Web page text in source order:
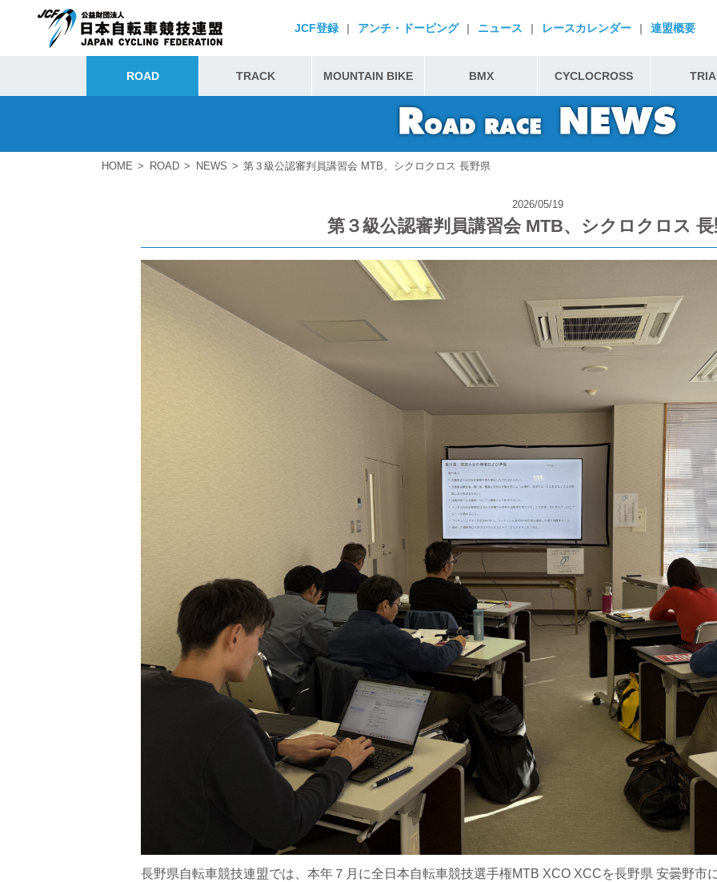
JCF登録 | アンチ・ドーピング | ニュース | レースカレンダー | 連盟概要
ROAD TRACK MOUNTAIN BIKE BMX CYCLOCROSS
HOME ROAD NEWS 第３級公認審判員講習会 MTB、シクロクロス 長野県
2026/05/19
第３級公認審判員講習会 MTB、シクロクロス
長野県自転車競技連盟では、本年７月に全日本自転車競技選手権MTB XCO XCCを長野県 安曇野市